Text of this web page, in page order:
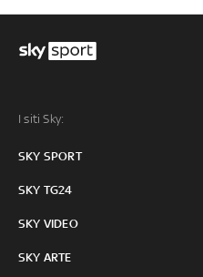
I siti Sky:
SKY SPORT
SKY TG24
SKY VIDEO
SKY ARTE